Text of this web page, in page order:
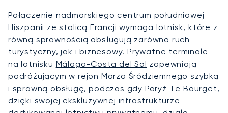
Połączenie nadmorskiego centrum południowej
Hiszpanii ze stolicą Francji wymaga lotnisk, które z
równą sprawnością obsługują zarówno ruch
turystyczny, jak i biznesowy. Prywatne terminale
na lotnisku Málaga-Costa del Sol zapewniają
podróżującym w rejon Morza Śródziemnego szybką
i sprawną obsługę, podczas gdy Paryż-Le Bourget,
dzięki swojej ekskluzywnej infrastrukturze